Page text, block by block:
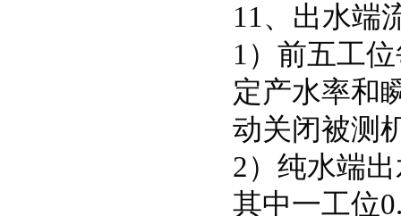
11、出水端
1）前五工
定产水率和
动关闭被测
2）纯水端
其中一工位